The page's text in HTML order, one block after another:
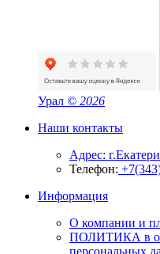
Урал © 2026
Наши контакты
Адрес:
Телефон:
Информация
О компании и
ПОЛИТИКА в
персональных